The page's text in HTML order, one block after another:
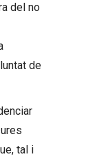
del no
de
tal i